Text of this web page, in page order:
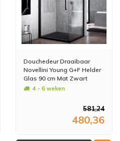
Douchedeur Draaibaar
Novellini Young G+F Helder
Glas 90 cm Mat Zwart
Aluminium Profiel
4 - 6 weken
581,24
480,36